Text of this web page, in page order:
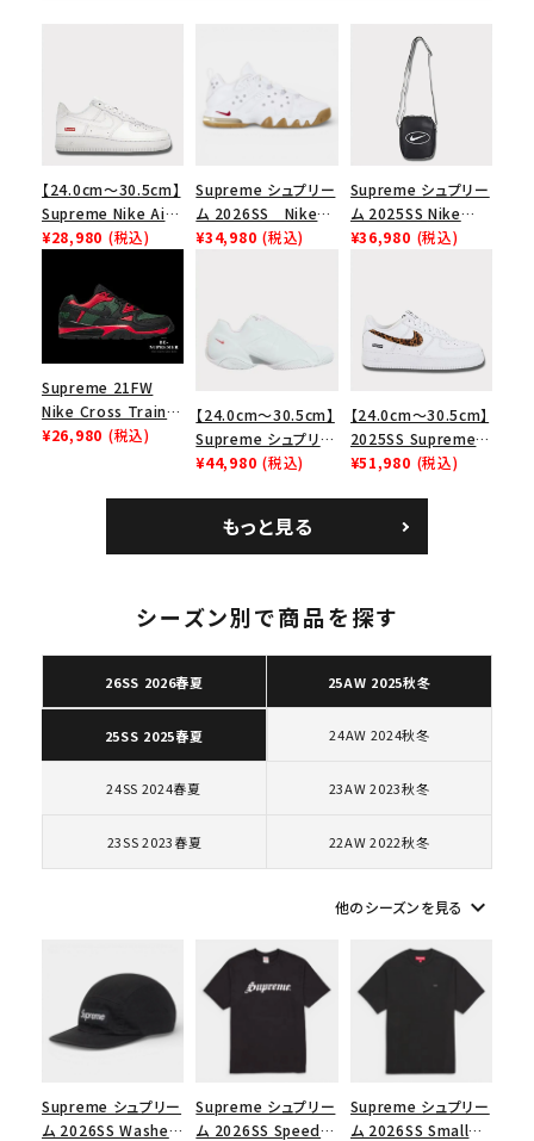
キーワードから探す
search
2025AW 2025SS
Tシャツ・ロングスリーブ
ショルダー・ウエストバッグ
ボックスロゴ
カテゴリーから探す
コラボレーションブランドから探す
シーズンから探す
価格から探す
円
在庫のない商品を表示する
絞り込んで検索する
【24.0cm～30.5cm】
Supreme Nike Air
Force 1 Low シュプ
ース１スニーカー シ
ューズ ホワイト
¥28,980 (税込)
Supreme シュプリー
ム 2026SS Nike
SB Air Max 2 CB 94
¥34,980 (税込)
Supreme シュプリー
ム 2025SS Nike
Leather Shoulder
¥36,980 (税込)
Supreme 21FW
Nike Cross Trainer
Low ナイキクロスト
¥26,980 (税込)
【24.0cm～30.5cm】
Supreme シュプリー
ム 2023AW Nike
カー ホワイト 白
¥44,980 (税込)
【24.0cm～30.5cm】
2025SS Supreme
GOODENOUGH
ムグッドイナフ ナイキ
エアフォース１スニー
ト
¥51,980 (税込)
もっと見る
シーズン別で商品を探す
26SS 2026春夏 25AW 2025秋冬
25SS 2025春夏 24AW 2024秋冬
24SS 2024春夏 23AW 2023秋冬
23SS 2023春夏 22AW 2022秋冬
他のシーズンを見る keyboard_arrow_down
Supreme シュプリー
ム 2026SS Washed
Supreme シュプリー
ム 2026SS Speed
Supreme シュプリー
ム 2026SS Small